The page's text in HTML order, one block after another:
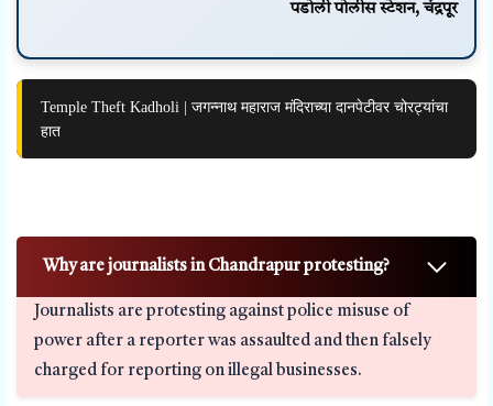
पडोली पोलीस स्टेशन, चंद्रपूर
Temple Theft Kadholi | जगन्नाथ महाराज मंदिराच्या दानपेटीवर चोरट्यांचा
हात
Why are journalists in Chandrapur protesting?
Journalists are protesting against police misuse of
power after a reporter was assaulted and then falsely
charged for reporting on illegal businesses.